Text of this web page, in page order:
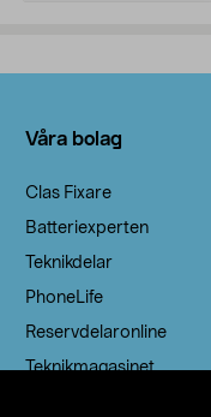
Våra bolag
Clas Fixare
Batteriexperten
Teknikdelar
PhoneLife
Reservdelaronline
Teknikmagasinet